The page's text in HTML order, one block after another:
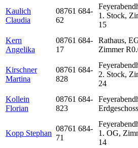
Kaulich
Claudia
08761 684-
62
1. Stock,
15
Kern
Angelika
08761 684-
17
Rathaus,
Zimmer
Kirschner
Martina
08761 684-
828
2. Stock,
24
Kollein
Florian
08761 684-
823
Erdgeschoss
Kopp Stephan
08761 684-
71
1. OG,
14